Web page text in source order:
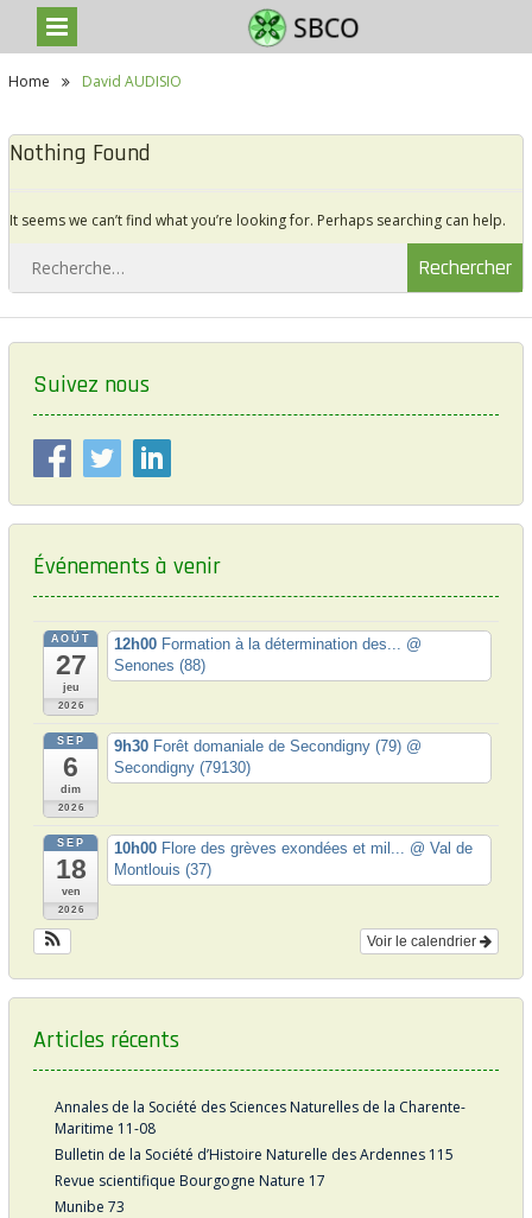
t
Home David AUDISIO
Nothing Found
It seems we can’t find what you’re looking for. Perhaps searching can help.
c
h
e
Suivez nous
Événements à venir
AOÛT
27
jeu
2026
12h00 Formation à la détermination des... @
Senones (88)
SEP
6
dim
2026
9h30 Forêt domaniale de Secondigny (79) @
Secondigny (79130)
SEP
18
ven
2026
10h00 Flore des grèves exondées et mil... @ Val de
Montlouis (37)
Voir le calendrier
Articles récents
Annales de la Société des Sciences Naturelles de la Charente-
Maritime 11-08
Bulletin de la Société d’Histoire Naturelle des Ardennes 115
Revue scientifique Bourgogne Nature 17
Munibe 73